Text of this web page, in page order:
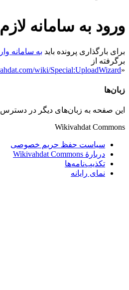
ورود به سامانه
برای بارگذاری پرونده باید به سامانه
برگرفته از
«
wiki/Special:UploadWizard
زبان‌ها
این صفحه به زبان‌های دیگر در
Wikivahdat Commons
سیاست حفظ حریم خصوصی
دربارهٔ Wikivahdat Commons
تکذیب‌نامه‌ها
نمای رایانه